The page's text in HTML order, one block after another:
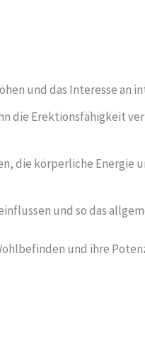
und das Interesse an
die Erektionsfähigkeit
die körperliche Energie
und so das
und ihre